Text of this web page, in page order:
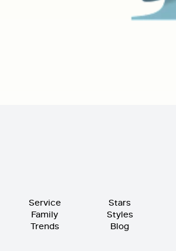
Service
Family
Trends
Stars
Styles
Blog